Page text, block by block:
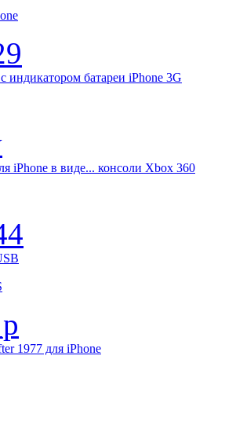
индикатором батареи iPhone 3G
iPhone в виде... консоли Xbox 360
1977 для iPhone